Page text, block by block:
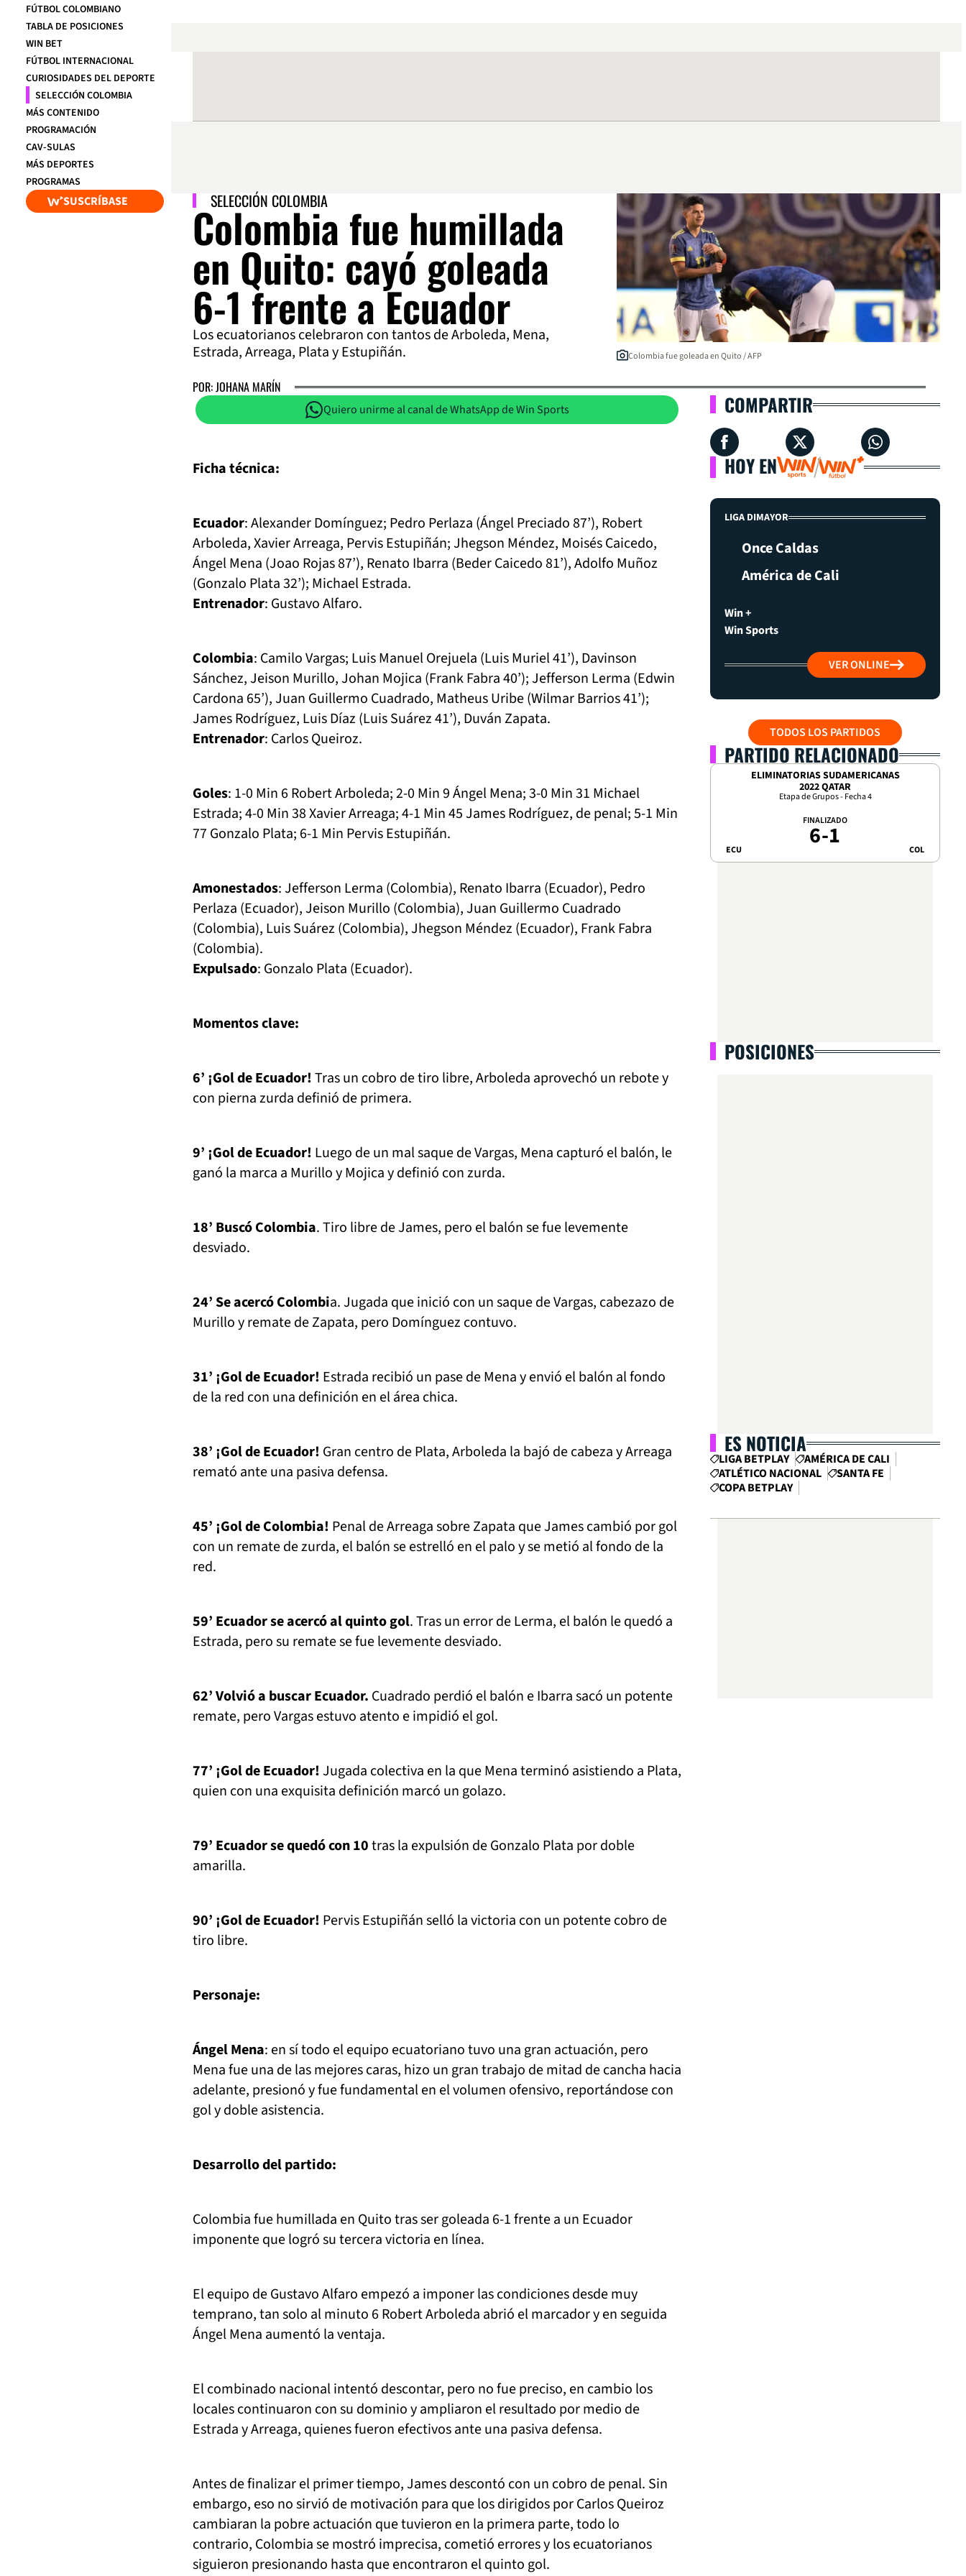
FÚTBOL COLOMBIANO
TABLA DE POSICIONES
WIN BET
FÚTBOL INTERNACIONAL
CURIOSIDADES DEL DEPORTE
SELECCIÓN COLOMBIA
MÁS CONTENIDO
PROGRAMACIÓN
CAV-SULAS
MÁS DEPORTES
PROGRAMAS
SUSCRÍBASE SELECCIÓN COLOMBIA
Colombia fue humillada
en Quito: cayó goleada
6-1 frente a Ecuador
Los ecuatorianos celebraron con tantos de Arboleda, Mena,
Estrada, Arreaga, Plata y Estupiñán.
Colombia fue goleada en Quito / AFP
POR: JOHANA MARÍN
Quiero unirme al canal de WhatsApp de Win Sports
Ficha técnica:
Ecuador: Alexander Domínguez; Pedro Perlaza (Ángel Preciado 87’), Robert
Arboleda, Xavier Arreaga, Pervis Estupiñán; Jhegson Méndez, Moisés Caicedo,
Ángel Mena (Joao Rojas 87’), Renato Ibarra (Beder Caicedo 81’), Adolfo Muñoz
(Gonzalo Plata 32’); Michael Estrada.
Entrenador: Gustavo Alfaro.
Colombia: Camilo Vargas; Luis Manuel Orejuela (Luis Muriel 41’), Davinson
Sánchez, Jeison Murillo, Johan Mojica (Frank Fabra 40’); Jefferson Lerma (Edwin
Cardona 65’), Juan Guillermo Cuadrado, Matheus Uribe (Wilmar Barrios 41’);
James Rodríguez, Luis Díaz (Luis Suárez 41’), Duván Zapata.
Entrenador: Carlos Queiroz.
Goles: 1-0 Min 6 Robert Arboleda; 2-0 Min 9 Ángel Mena; 3-0 Min 31 Michael
Estrada; 4-0 Min 38 Xavier Arreaga; 4-1 Min 45 James Rodríguez, de penal; 5-1 Min
77 Gonzalo Plata; 6-1 Min Pervis Estupiñán.
Amonestados: Jefferson Lerma (Colombia), Renato Ibarra (Ecuador), Pedro
Perlaza (Ecuador), Jeison Murillo (Colombia), Juan Guillermo Cuadrado
(Colombia), Luis Suárez (Colombia), Jhegson Méndez (Ecuador), Frank Fabra
(Colombia).
Expulsado: Gonzalo Plata (Ecuador).
Momentos clave:
6’ ¡Gol de Ecuador!Tras un cobro de tiro libre, Arboleda aprovechó un rebote y
con pierna zurda definió de primera.
9’ ¡Gol de Ecuador! Luego de un mal saque de Vargas, Mena capturó el balón, le
ganó la marca a Murillo y Mojica y definió con zurda.
18’ Buscó Colombia. Tiro libre de James, pero el balón se fue levemente
desviado.
24’ Se acercó Colombia. Jugada que inició con un saque de Vargas, cabezazo de
Murillo y remate de Zapata, pero Domínguez contuvo.
31’ ¡Gol de Ecuador! Estrada recibió un pase de Mena y envió el balón al fondo
de la red con una definición en el área chica.
38’ ¡Gol de Ecuador! Gran centro de Plata, Arboleda la bajó de cabeza y Arreaga
remató ante una pasiva defensa.
45’ ¡Gol de Colombia! Penal de Arreaga sobre Zapata que James cambió por gol
con un remate de zurda, el balón se estrelló en el palo y se metió al fondo de la
red.
59’ Ecuador se acercó al quinto gol. Tras un error de Lerma, el balón le quedó a
Estrada, pero su remate se fue levemente desviado.
62’ Volvió a buscar Ecuador. Cuadrado perdió el balón e Ibarra sacó un potente
remate, pero Vargas estuvo atento e impidió el gol.
77’ ¡Gol de Ecuador!Jugada colectiva en la que Mena terminó asistiendo a Plata,
quien con una exquisita definición marcó un golazo.
79’ Ecuador se quedó con 10tras la expulsión de Gonzalo Plata por doble
amarilla.
90’ ¡Gol de Ecuador! Pervis Estupiñán selló la victoria con un potente cobro de
tiro libre.
Personaje:
Ángel Mena: en sí todo el equipo ecuatoriano tuvo una gran actuación, pero
Mena fue una de las mejores caras, hizo un gran trabajo de mitad de cancha hacia
adelante, presionó y fue fundamental en el volumen ofensivo, reportándose con
gol y doble asistencia.
Desarrollo del partido:
Colombia fue humillada en Quito tras ser goleada 6-1 frente a un Ecuador
imponente que logró su tercera victoria en línea.
El equipo de Gustavo Alfaro empezó a imponer las condiciones desde muy
temprano, tan solo al minuto 6 Robert Arboleda abrió el marcador y en seguida
Ángel Mena aumentó la ventaja.
El combinado nacional intentó descontar, pero no fue preciso, en cambio los
locales continuaron con su dominio y ampliaron el resultado por medio de
Estrada y Arreaga, quienes fueron efectivos ante una pasiva defensa.
Antes de finalizar el primer tiempo, James descontó con un cobro de penal. Sin
embargo, eso no sirvió de motivación para que los dirigidos por Carlos Queiroz
cambiaran la pobre actuación que tuvieron en la primera parte, todo lo
contrario, Colombia se mostró imprecisa, cometió errores y los ecuatorianos
siguieron presionando hasta que encontraron el quinto gol.
COMPARTIR
HOY EN
LIGA DIMAYOR
Once Caldas
América de Cali
Win +
Win Sports
VER ONLINE
TODOS LOS PARTIDOS
PARTIDO RELACIONADO
ELIMINATORIAS SUDAMERICANAS
2022 QATAR
Etapa de Grupos - Fecha 4
ECU
FINALIZADO
6-1 COL
POSICIONES
ES NOTICIA
LIGA BETPLAY
AMÉRICA DE CALI
ATLÉTICO NACIONAL
SANTA FE
COPA BETPLAY